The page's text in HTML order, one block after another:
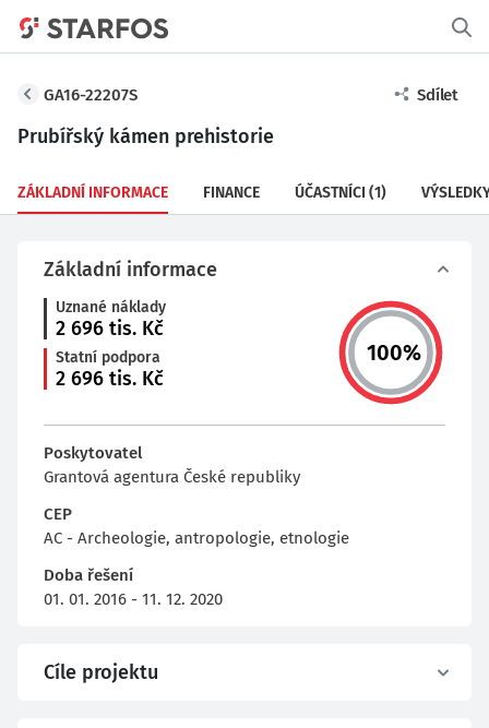
GA16-22207S Sdílet
Prubířský kámen prehistorie
ZÁKLADNÍ INFORMACE FINANCE ÚČASTNÍCI (1)
Základní informace
Uznané náklady
2 696 tis. Kč
Statní podpora
2 696 tis. Kč
100%
Poskytovatel
Grantová agentura České republiky
CEP
AC - Archeologie, antropologie, etnologie
Doba řešení
01. 01. 2016 - 11. 12. 2020
Cíle projektu